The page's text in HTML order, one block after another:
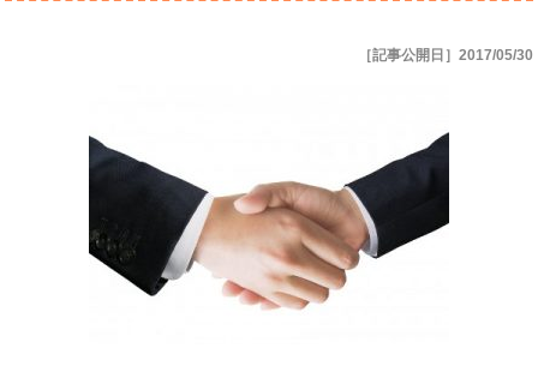
［記事公開日］2017/05/30